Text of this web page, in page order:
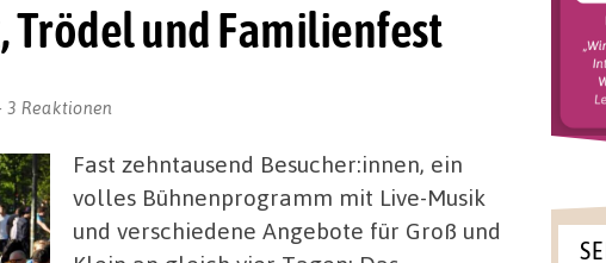
Trödel und Familienfest
3 Reaktionen
Fast zehntausend Besucher:innen, ein
volles Bühnenprogramm mit Live-Musik
und verschiedene Angebote für Groß und